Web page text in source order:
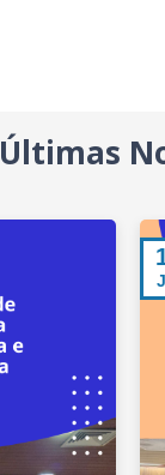
Últimas